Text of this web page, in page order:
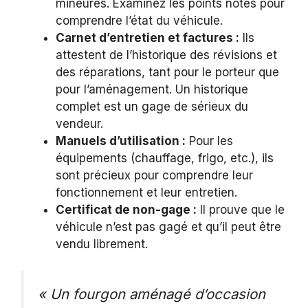
mineures. Examinez les points notés pour
comprendre l’état du véhicule.
Carnet d’entretien et factures : Ils
attestent de l’historique des révisions et
des réparations, tant pour le porteur que
pour l’aménagement. Un historique
complet est un gage de sérieux du
vendeur.
Manuels d’utilisation : Pour les
équipements (chauffage, frigo, etc.), ils
sont précieux pour comprendre leur
fonctionnement et leur entretien.
Certificat de non-gage : Il prouve que le
véhicule n’est pas gagé et qu’il peut être
vendu librement.
« Un fourgon aménagé d’occasion